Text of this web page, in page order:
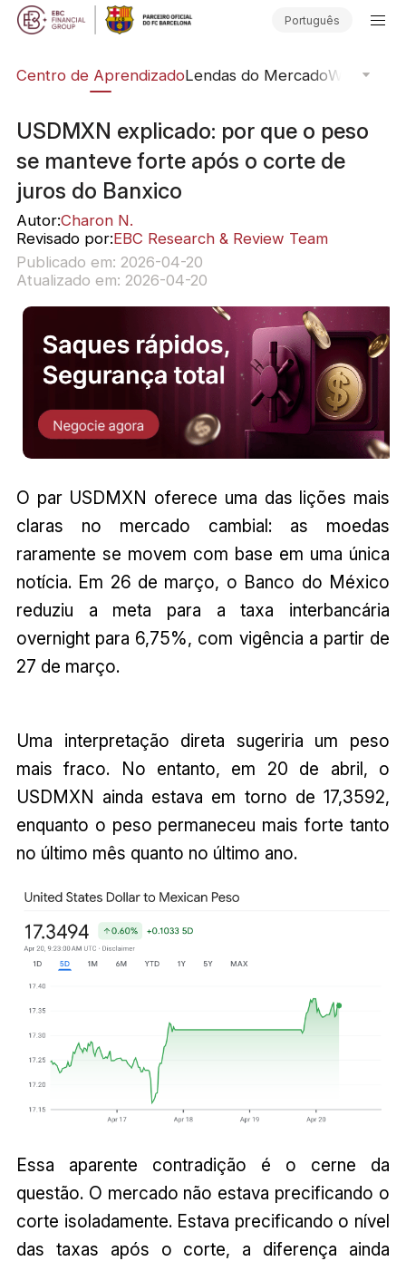
Português
Centro de AprendizadoLendas do MercadoWebinars
USDMXN explicado: por que o peso
se manteve forte após o corte de
juros do Banxico
Autor:Charon N.
Revisado por:EBC Research & Review Team
Publicado em: 2026-04-20
Atualizado em: 2026-04-20
O par USDMXN oferece uma das lições mais
claras no mercado cambial: as moedas
raramente se movem com base em uma única
notícia. Em 26 de março, o Banco do México
reduziu a meta para a taxa interbancária
overnight para 6,75%, com vigência a partir de
27 de março.
Uma interpretação direta sugeriria um peso
mais fraco. No entanto, em 20 de abril, o
USDMXN ainda estava em torno de 17,3592,
enquanto o peso permaneceu mais forte tanto
no último mês quanto no último ano.
Essa aparente contradição é o cerne da
questão. O mercado não estava precificando o
corte isoladamente. Estava precificando o nível
das taxas após o corte, a diferença ainda